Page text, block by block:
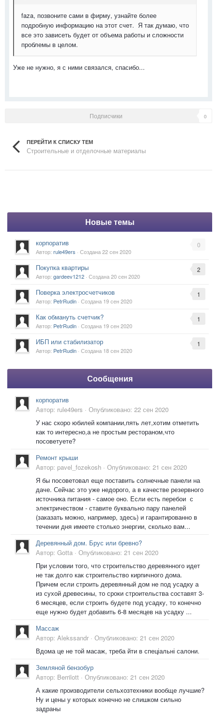
faza, позвоните сами в фирму, узнайте более
подробную информацию на этот счет. Я так думаю, что
все это зависеть будет от объема работы и сложности
проблемы в целом.
Уже не нужно, я с ними связался, спасибо...
Подписчики 0
ПЕРЕЙТИ К СПИСКУ ТЕМ
Строительные и отделочные материалы
Новые темы
0
корпоратив
Автор: rule49ers · Создана22 сен 2020
2
Покупка квартиры
Автор: gardeev1212 · Создана20 сен 2020
1
Поверка электросчетчиков
Автор: PetrRudin · Создана 19 сен 2020
1
Как обмануть счетчик?
Автор: PetrRudin · Создана 19 сен 2020
1
ИБП или стабилизатор
Автор: PetrRudin · Создана 18 сен 2020
Сообщения
корпоратив
Автор: rule49ers · Опубликовано: 22 сен 2020
У нас скоро юбилей компании,пять лет,хотим отметить
как то интересно,а не простым рестораном,что
посоветуете?
Ремонт крыши
Автор: pavel_fozekosh · Опубликовано: 21 сен 2020
Я бы посоветовал еще поставить солнечные панели на
даче. Сейчас это уже недорого, а в качестве резервного
источника питания - самое оно. Если есть перебои с
электричеством - ставите буквально пару панелей
(заказать можно, например, здесь) и гарантированно в
течении дня имеете столько энергии, сколько вам...
Деревянный дом. Брус или бревно?
Автор: Gotta · Опубликовано: 21 сен 2020
При условии того, что строительство деревянного идет
не так долго как строительство кирпичного дома.
Причем если строить деревянный дом не под усадку а
из сухой древесины, то сроки строительства составят 3-
6 месяцев, если строить будете под усадку, то конечно
еще нужно будет добавить 6-8 месяцев на усадку ...
Массаж
Автор: Alekssandr · Опубликовано: 21 сен 2020
Вдома це не той масаж, треба йти в спеціальні салони.
Земляной бензобур
Автор: Berrilott · Опубликовано: 21 сен 2020
А какие производители сельхозтехники вообще лучшие?
Ну и цены у которых конечно не слишком сильно
задраны